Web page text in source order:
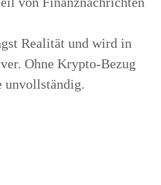
Realität und wird in
Ohne Krypto-Bezug
unvollständig.